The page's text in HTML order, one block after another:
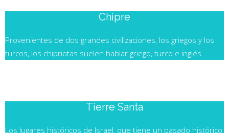
Chipre
Provenientes de dos grandes civilizaciones, los griegos y los
turcos, los chipriotas suelen hablar griego, turco e inglés.
Tierre Santa
Los lugares históricos de Israel, que tiene un pasado histórico